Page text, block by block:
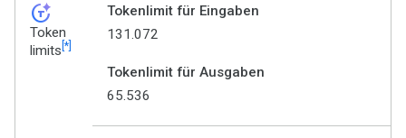
token_auto
Token
limits [*]
Tokenlimit für Eingaben
131.072
Tokenlimit für Ausgaben
65.536